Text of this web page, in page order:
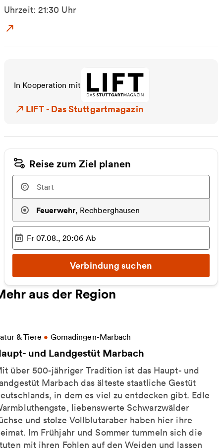
Uhrzeit: 21:30 Uhr
Zum Event: Song Sung Blue
In Kooperation mit
LIFT - Das Stuttgartmagazin
LIFT - Das Stuttgartmagazin
Reise zum Ziel planen
Feuerwehr, Rechberghausen
Ausgewählter Zeitpunkt
Fr 07.08., 20:06 Ab
Verbindung suchen
aus der Region
& Tiere • Gomadingen-Marbach
und Landgestüt Marbach
über 500-jähriger Tradition ist das Haupt- und
Marbach das älteste staatliche Gestüt
in dem es viel zu entdecken gibt. Edle
liebenswerte Schwarzwälder
und stolze Vollblutaraber haben hier ihre
Im Frühjahr und Sommer tummeln sich die
mit ihren Fohlen auf den Weiden und lassen
Informationen zu Haupt- und Landgestüt